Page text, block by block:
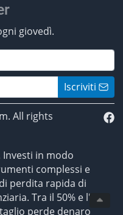
giovedì.
Iscriviti
All rights
in modo
complessi e
perdita rapida di
Tra il 50% e l'89%
perde denaro